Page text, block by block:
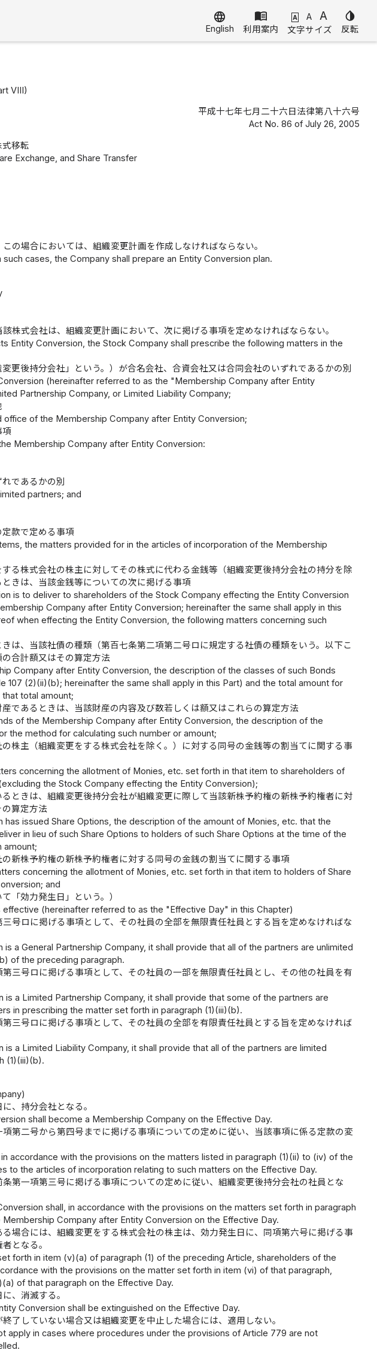
language
English
menu_book
利用案内
A A A
文字サイズ
invert_colors
反転
VIII)
平成十七年七月二十六日法律第八十六号
Act No. 86 of July 26, 2005
移転
Exchange, and Share Transfer
の場合においては、組織変更計画を作成しなければならない。
cases, the Company shall prepare an Entity Conversion plan.
株式会社は、組織変更計画において、次に掲げる事項を定めなければならない。
Entity Conversion, the Stock Company shall prescribe the following matters in the
更後持分会社」という。）が合名会社、合資会社又は合同会社のいずれであるかの別
(hereinafter referred to as the "Membership Company after Entity
Partnership Company, or Limited Liability Company;
of the Membership Company after Entity Conversion;
項
Membership Company after Entity Conversion:
であるかの別
partners; and
款で定める事項
the matters provided for in the articles of incorporation of the Membership
る株式会社の株主に対してその株式に代わる金銭等（組織変更後持分会社の持分を除
きは、当該金銭等についての次に掲げる事項
is to deliver to shareholders of the Stock Company effecting the Entity Conversion
Company after Entity Conversion; hereinafter the same shall apply in this
when effecting the Entity Conversion, the following matters concerning such
は、当該社債の種類（第百七条第二項第二号ロに規定する社債の種類をいう。以下こ
合計額又はその算定方法
Company after Entity Conversion, the description of the classes of such Bonds
107 (2)(ii)(b); hereinafter the same shall apply in this Part) and the total amount for
total amount;
であるときは、当該財産の内容及び数若しくは額又はこれらの算定方法
of the Membership Company after Entity Conversion, the description of the
the method for calculating such number or amount;
株主（組織変更をする株式会社を除く。）に対する同号の金銭等の割当てに関する事
concerning the allotment of Monies, etc. set forth in that item to shareholders of
the Stock Company effecting the Entity Conversion);
ときは、組織変更後持分会社が組織変更に際して当該新株予約権の新株予約権者に対
の算定方法
issued Share Options, the description of the amount of Monies, etc. that the
in lieu of such Share Options to holders of such Share Options at the time of the
amount;
新株予約権の新株予約権者に対する同号の金銭の割当てに関する事項
concerning the allotment of Monies, etc. set forth in that item to holders of Share
and
「効力発生日」という。）
(hereinafter referred to as the "Effective Day" in this Chapter)
号ロに掲げる事項として、その社員の全部を無限責任社員とする旨を定めなければな
a General Partnership Company, it shall provide that all of the partners are unlimited
of the preceding paragraph.
三号ロに掲げる事項として、その社員の一部を無限責任社員とし、その他の社員を有
a Limited Partnership Company, it shall provide that some of the partners are
in prescribing the matter set forth in paragraph (1)(iii)(b).
三号ロに掲げる事項として、その社員の全部を有限責任社員とする旨を定めなければ
a Limited Liability Company, it shall provide that all of the partners are limited
(1)(iii)(b).
、持分会社となる。
shall become a Membership Company on the Effective Day.
第二号から第四号までに掲げる事項についての定めに従い、当該事項に係る定款の変
accordance with the provisions on the matters listed in paragraph (1)(ii) to (iv) of the
to the articles of incorporation relating to such matters on the Effective Day.
第一項第三号に掲げる事項についての定めに従い、組織変更後持分会社の社員とな
shall, in accordance with the provisions on the matters set forth in paragraph
Company after Entity Conversion on the Effective Day.
場合には、組織変更をする株式会社の株主は、効力発生日に、同項第六号に掲げる事
となる。
forth in item (v)(a) of paragraph (1) of the preceding Article, shareholders of the
with the provisions on the matter set forth in item (vi) of that paragraph,
of that paragraph on the Effective Day.
、消滅する。
Conversion shall be extinguished on the Effective Day.
了していない場合又は組織変更を中止した場合には、適用しない。
apply in cases where procedures under the provisions of Article 779 are not